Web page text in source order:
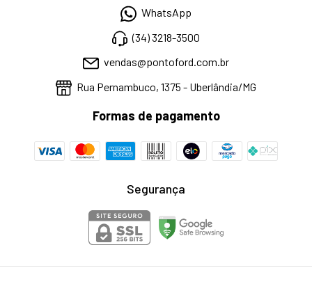
WhatsApp
(34) 3218-3500
vendas@pontoford.com.br
Rua Pernambuco, 1375 - Uberlândia/MG
Formas de pagamento
Segurança